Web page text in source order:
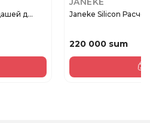
д... Janeke Silicon
220 000 sum